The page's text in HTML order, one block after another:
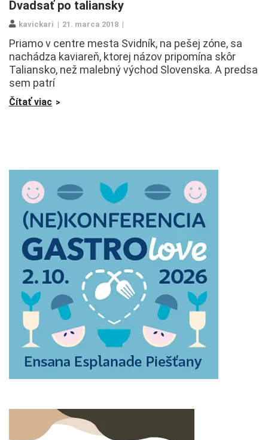
Dvadsať po taliansky
kavickari 21. marca 2018
Priamo v centre mesta Svidník, na pešej zóne, sa
nachádza kaviareň, ktorej názov pripomína skôr
Taliansko, než malebný východ Slovenska. A predsa
sem patrí
Čítať viac